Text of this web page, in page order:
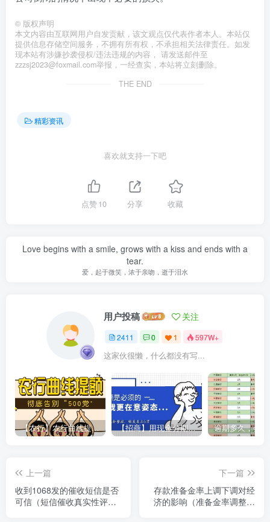
© 版权声明
本文内容由互联网用户自发贡献，该文观点仅代表作者本人。本站仅
提供信息存储空间服务，不拥有所有权，不承担相关法律责任。如发
现本站有涉嫌抄袭侵权/违法违规的内容， 请发送邮件至
zzzsj2023@foxmail.com举报，一经查实，本站将立刻删除。
THE END
精彩资讯
喜欢就支持一下吧
点赞10 分享 收藏
Love begins with a smile, grows with a kiss and ends with a
tear.
爱，起于微笑，浓于亲吻，逝于泪水
用户投稿 关注
2411 0 1 597W+
这家伙很懒，什么都没有写...
【农行】农行曲线提额，彻底告别“500党” 【招商】用现金分期提额，额度直上6万
上一篇
收到1068发的催收短信是否
可信（短信催收真实性评
下一篇
存款准备金率上调下调对经
济的影响（准备金率调整解